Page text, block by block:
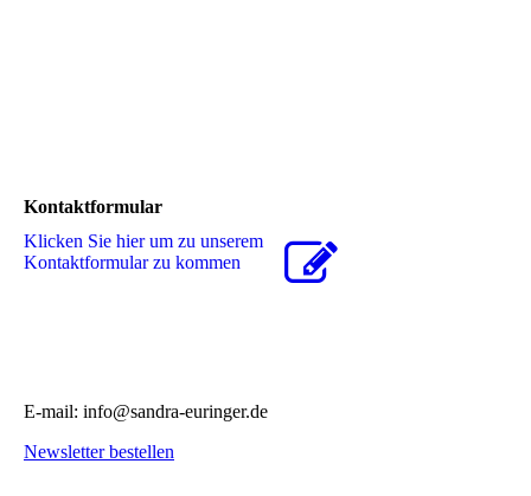
Kontaktformular
Klicken Sie hier um zu unserem
Kon­takt­for­mu­lar zu kommen
E-mail: info@sandra-euringer.de
Newsletter bestellen